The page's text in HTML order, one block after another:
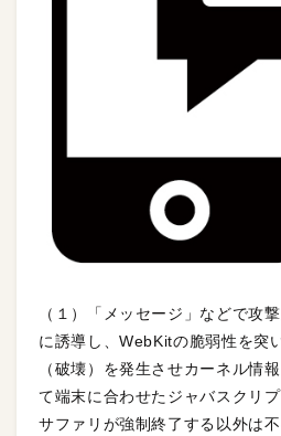
（１）「メッセージ」などで攻
に誘導し、WebKitの脆弱性を突
（破壊）を発生させカーネル情
て端末に合わせたジャバスクリ
サファリが強制終了する以外は